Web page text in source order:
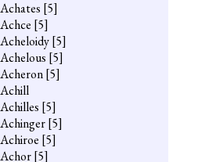
Achates [5]
Achce [5]
Acheloidy[5]
Achelous [5]
Acheron[5]
Achill
Achilles [5]
Achinger[5]
Achiroe [5]
Achor[5]